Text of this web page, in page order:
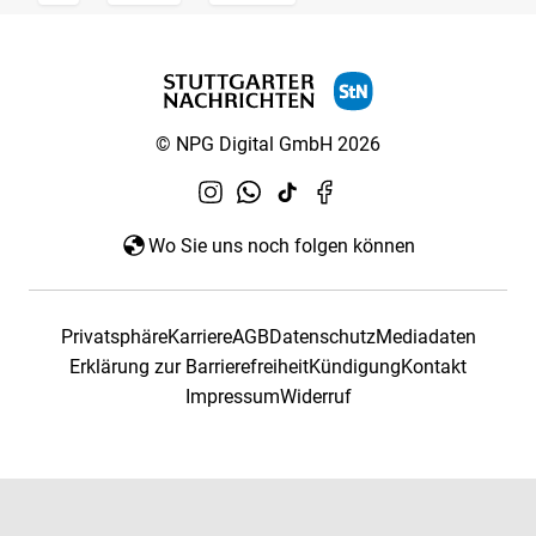
© NPG Digital GmbH 2026
Wo Sie uns noch folgen können
PrivatsphäreKarriereAGBDatenschutzMediadaten
Erklärung zur BarrierefreiheitKündigungKontakt
ImpressumWiderruf